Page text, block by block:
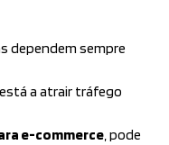
dependem sempre
a atrair tráfego
e-commerce, pode